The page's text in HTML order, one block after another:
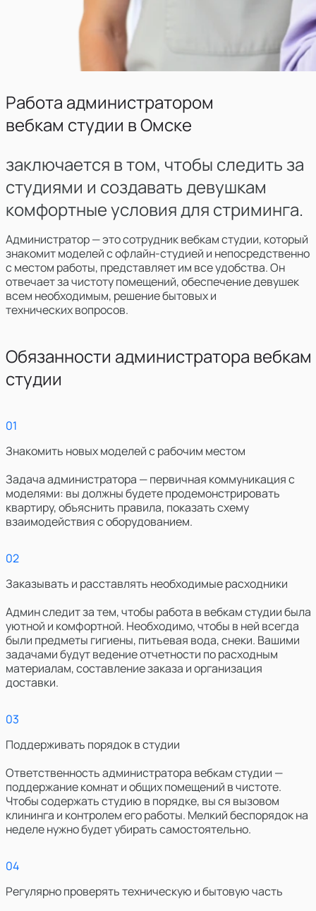
Работа администратором
вебкам студии вОмске
заключается в том, чтобы следить за
студиями и создавать девушкам
комфортные условия для стриминга.
Администратор — это сотрудник вебкам студии, который
знакомит моделей с офлайн-студией и непосредственно
с местом работы, представляет им все удобства. Он
отвечает за чистоту помещений, обеспечение девушек
всем необходимым, решение бытовых и
технических вопросов.
Обязанности администратора вебкам
студии
01
Знакомить новых моделей с рабочим местом
Задача администратора — первичная коммуникация с
моделями: вы должны будете продемонстрировать
квартиру, объяснить правила, показать схему
взаимодействия с оборудованием.
02
Заказывать и расставлять необходимые расходники
Админ следит за тем, чтобы работа в вебкам студии была
уютной и комфортной. Необходимо, чтобы в ней всегда
были предметы гигиены, питьевая вода, снеки. Вашими
задачами будут ведение отчетности по расходным
материалам, составление заказа и организация
доставки.
03
Поддерживать порядок в студии
Ответственность администратора вебкам студии —
поддержание комнат и общих помещений в чистоте.
Чтобы содержать студию в порядке, вы ся вызовом
клининга и контролем его работы. Мелкий беспорядок на
неделе нужно будет убирать самостоятельно.
04
Регулярно проверять техническую и бытовую часть